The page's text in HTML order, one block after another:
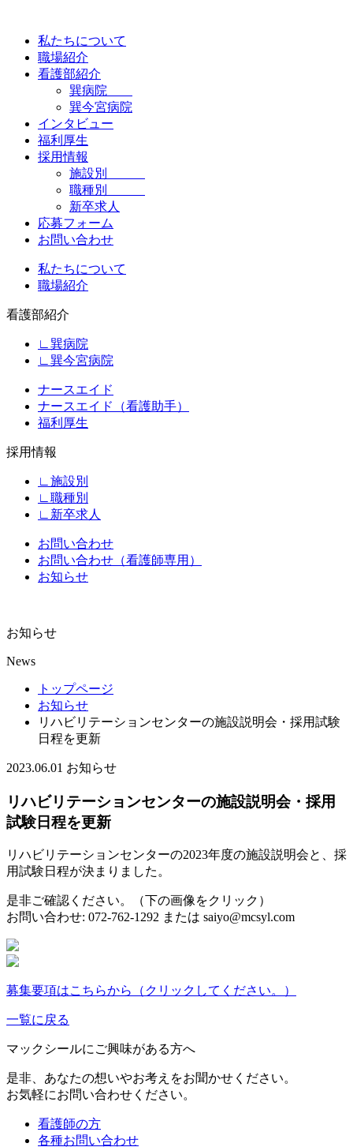
私たちについて
職場紹介
看護部紹介
巽病院
巽今宮病院
インタビュー
福利厚生
採用情報
施設別
職種別
新卒求人
応募フォーム
お問い合わせ
私たちについて
職場紹介
看護部紹介
∟巽病院
∟巽今宮病院
ナースエイド
ナースエイド（看護助手）
福利厚生
採用情報
∟施設別
∟職種別
∟新卒求人
お問い合わせ
お問い合わせ（看護師専用）
お知らせ
お知らせ
News
トップページ
お知らせ
リハビリテーションセンターの施設説明会・採用試験
日程を更新
2023.06.01 お知らせ
リハビリテーションセンターの施設説明会・採用
試験日程を更新
リハビリテーションセンターの2023年度の施設説明会と、採
用試験日程が決まりました。
是非ご確認ください。（下の画像をクリック）
お問い合わせ: 072-762-1292 または saiyo@mcsyl.com
募集要項はこちらから（クリックしてください。）
一覧に戻る
マックシールにご興味がある方へ
是非、あなたの想いやお考えをお聞かせください。
お気軽にお問い合わせください。
看護師の方
各種お問い合わせ